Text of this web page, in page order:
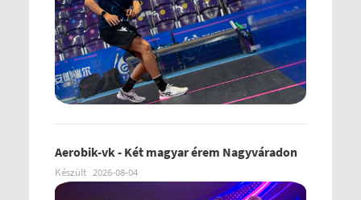
Aerobik-vk - Két magyar érem Nagyváradon
Készült 2026-08-04